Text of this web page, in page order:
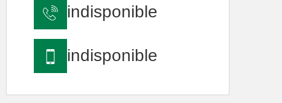
indisponible
indisponible